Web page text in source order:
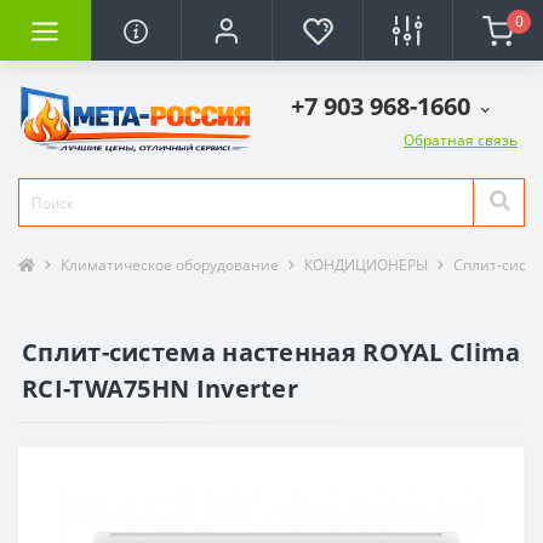
0
+7 903 968-1660
Обратная связь
Климатическое оборудование КОНДИЦИОНЕРЫ Сплит-
Сплит-система настенная ROYAL Clima
RCI-TWA75HN Inverter